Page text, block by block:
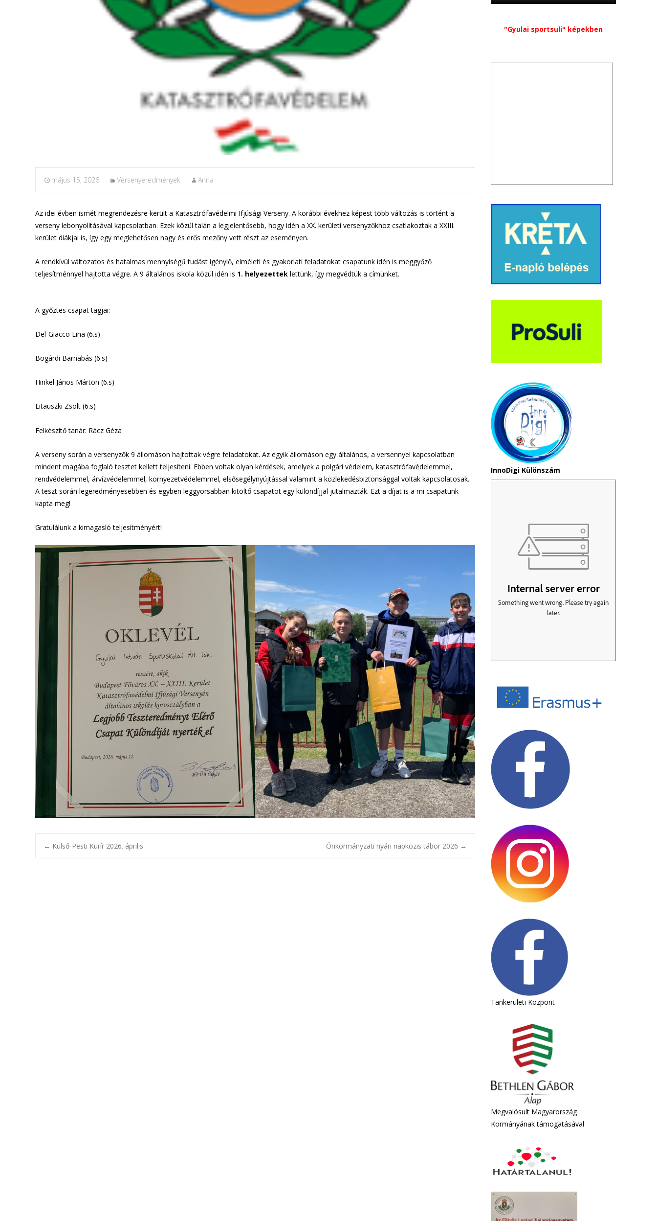
május 15, 2026 Versenyeredmények Anna
Az idei évben ismét megrendezésre került a Katasztrófavédelmi Ifjúsági Verseny. A korábbi évekhez képest több változás is történt a
verseny lebonyolításával kapcsolatban. Ezek közül talán a legjelentősebb, hogy idén a XX. kerületi versenyzőkhöz csatlakoztak a XXIII.
kerület diákjai is, így egy meglehetősen nagy és erős mezőny vett részt az eseményen.
A rendkívül változatos és hatalmas mennyiségű tudást igénylő, elméleti és gyakorlati feladatokat csapatunk idén is meggyőző
teljesítménnyel hajtotta végre. A 9 általános iskola közül idén is 1. helyezettek lettünk, így megvédtük a címünket.
A győztes csapat tagjai:
Del-Giacco Lina (6.s)
Bogárdi Barnabás (6.s)
Hinkel János Márton (6.s)
Litauszki Zsolt (6.s)
Felkészítő tanár: Rácz Géza
A verseny során a versenyzők 9 állomáson hajtottak végre feladatokat. Az egyik állomáson egy általános, a versennyel kapcsolatban
mindent magába foglaló tesztet kellett teljesíteni. Ebben voltak olyan kérdések, amelyek a polgári védelem, katasztrófavédelemmel,
rendvédelemmel, árvízvédelemmel, környezetvédelemmel, elsősegélynyújtással valamint a közlekedésbiztonsággal voltak kapcsolatosak.
A teszt során legeredményesebben és egyben leggyorsabban kitöltő csapatot egy különdíjjal jutalmazták. Ezt a díjat is a mi csapatunk
kapta meg!
Gratulálunk a kimagasló teljesítményért!
Bejegyzésnavigáció
← Külső-Pesti Kurír 2026. április Önkormányzati nyári napközis tábor 2026 →
"Gyulai sportsuli" képekben
InnoDigi Különszám
Tankerületi Központ
Megvalósult Magyarország
Kormányának támogatásával